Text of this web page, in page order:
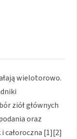
wielotorowo.
ziół głównych
oraz
całoroczna [1][2]